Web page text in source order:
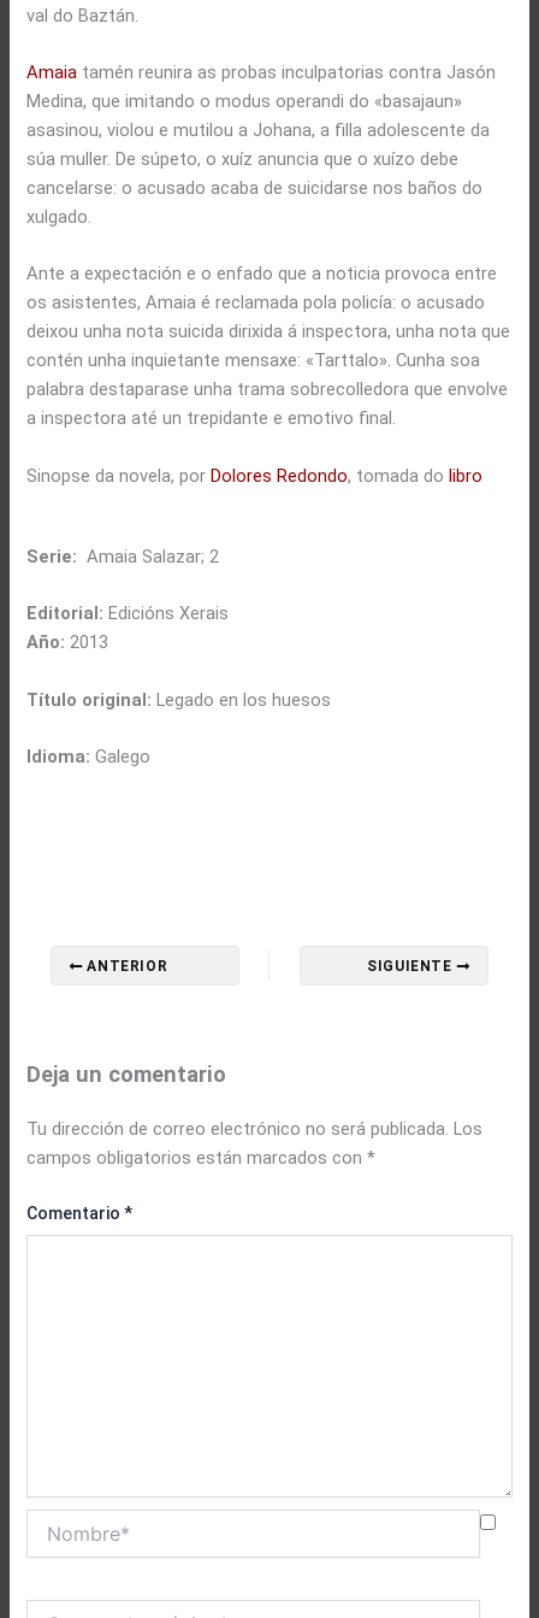
val do Baztán.
Amaia tamén reunira as probas inculpatorias contra Jasón
Medina, que imitando o modus operandi do «basajaun»
asasinou, violou e mutilou a Johana, a filla adolescente da
súa muller. De súpeto, o xuíz anuncia que o xuízo debe
cancelarse: o acusado acaba de suicidarse nos baños do
xulgado.
Ante a expectación e o enfado que a noticia provoca entre
os asistentes, Amaia é reclamada pola policía: o acusado
deixou unha nota suicida dirixida á inspectora, unha nota que
contén unha inquietante mensaxe: «Tarttalo». Cunha soa
palabra destaparase unha trama sobrecolledora que envolve
a inspectora até un trepidante e emotivo final.
Sinopse da novela, porDolores Redondo, tomada dolibro
Serie: Amaia Salazar; 2
Editorial: Edicións Xerais
Año: 2013
Título original: Legado en los huesos
Idioma: Galego
ANTERIOR SIGUIENTE
Deja un comentario
Tu dirección de correo electrónico no será publicada. Los
campos obligatorios están marcados con*
Comentario*